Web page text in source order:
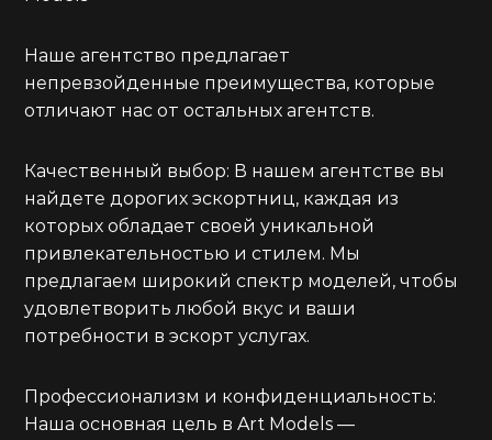
Наше агентство предлагает
непревзойденные преимущества, которые
отличают нас от остальных агентств.
Качественный выбор: В нашем агентстве вы
найдете дорогих эскортниц, каждая из
которых обладает своей уникальной
привлекательностью и стилем. Мы
предлагаем широкий спектр моделей, чтобы
удовлетворить любой вкус и ваши
потребности в эскорт услугах.
Профессионализм и конфиденциальность:
Наша основная цель в Art Models —